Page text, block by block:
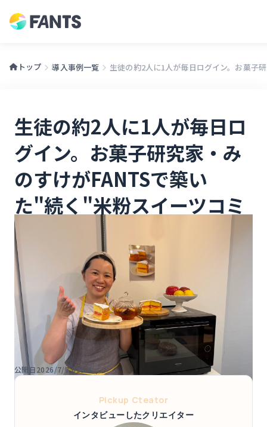
トップ 導入事例一覧 生徒の約2人に1人が毎日ログイン。お菓子
生徒の約2人に1人が毎日ロ
グイン。お菓子研究家・み
のすけがFANTSで築い
た"続く"米粉スイーツコミ
ュニティ
公開日2026/7/7 01:24
Pickup Cteator
インタビューしたクリエイター